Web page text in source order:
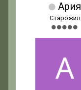
Ария
Старожил